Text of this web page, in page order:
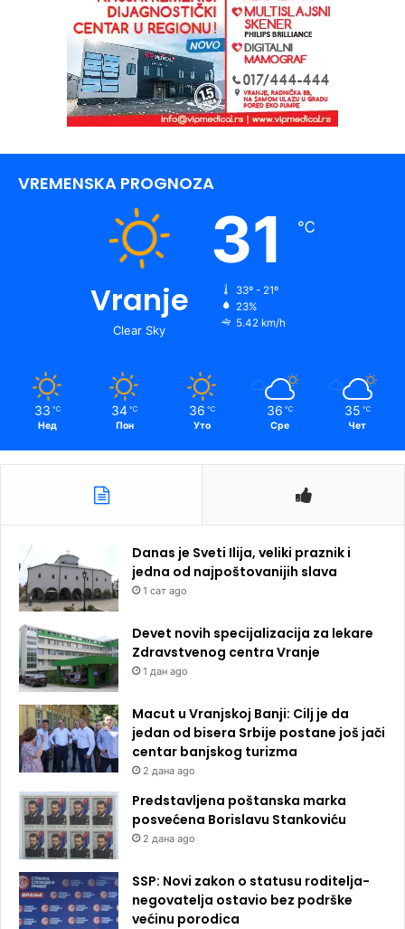
VREMENSKA PROGNOZA
Vranje
Clear Sky
31 ℃
33º - 21º
23%
5.42 km/h
33 ℃
Нед
34 ℃
Пон
36 ℃
Уто
36 ℃
Сре
35 ℃
Чет
Danas je Sveti Ilija, veliki praznik i
jedna od najpoštovanijih slava
1 сат ago
Devet novih specijalizacija za lekare
Zdravstvenog centra Vranje
1 дан ago
Macut u Vranjskoj Banji: Cilj je da
jedan od bisera Srbije postane još jači
centar banjskog turizma
2 дана ago
Predstavljena poštanska marka
posvećena Borislavu Stankoviću
2 дана ago
SSP: Novi zakon o statusu roditelja-
negovatelja ostavio bez podrške
većinu porodica